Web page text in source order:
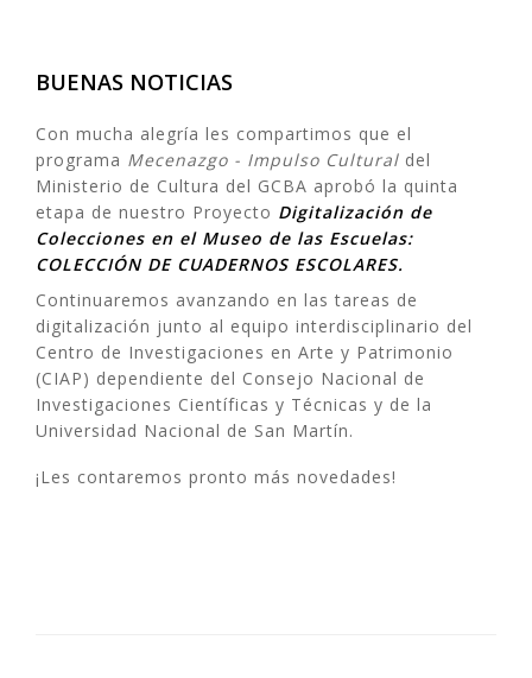
BUENAS NOTICIAS
Con mucha alegría les compartimos que el
programa Mecenazgo - Impulso Cultural del
Ministerio de Cultura del GCBA aprobó la quinta
etapa de nuestro Proyecto Digitalización de
Colecciones en el Museo de las Escuelas:
COLECCIÓN DE CUADERNOS ESCOLARES.
Continuaremos avanzando en las tareas de
digitalización junto al equipo interdisciplinario del
Centro de Investigaciones en Arte y Patrimonio
(CIAP) dependiente del Consejo Nacional de
Investigaciones Científicas y Técnicas y de la
Universidad Nacional de San Martín.
¡Les contaremos pronto más novedades!